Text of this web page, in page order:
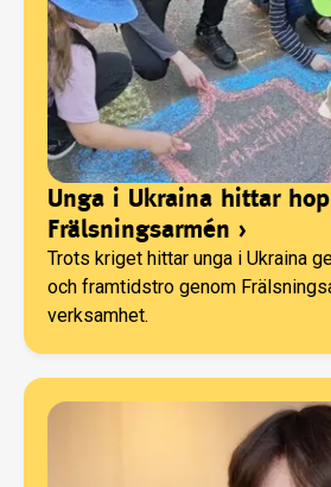
Unga i Ukraina hittar
Frälsningsarmén ›
Trots kriget hittar unga i Ukraina
och framtidstro genom
verksamhet.